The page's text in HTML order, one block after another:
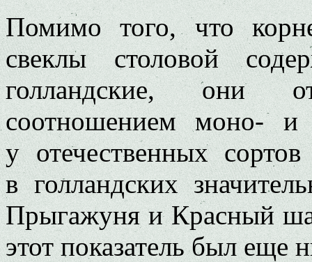
Помимо того, что
свеклы столовой
голландские, они
соотношением моно- и
у отечественных
в голландских
Прыгажуня и Красный
этот показатель был еще